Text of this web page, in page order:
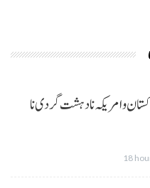
و امریکہ نا دہشت گردی نا
18